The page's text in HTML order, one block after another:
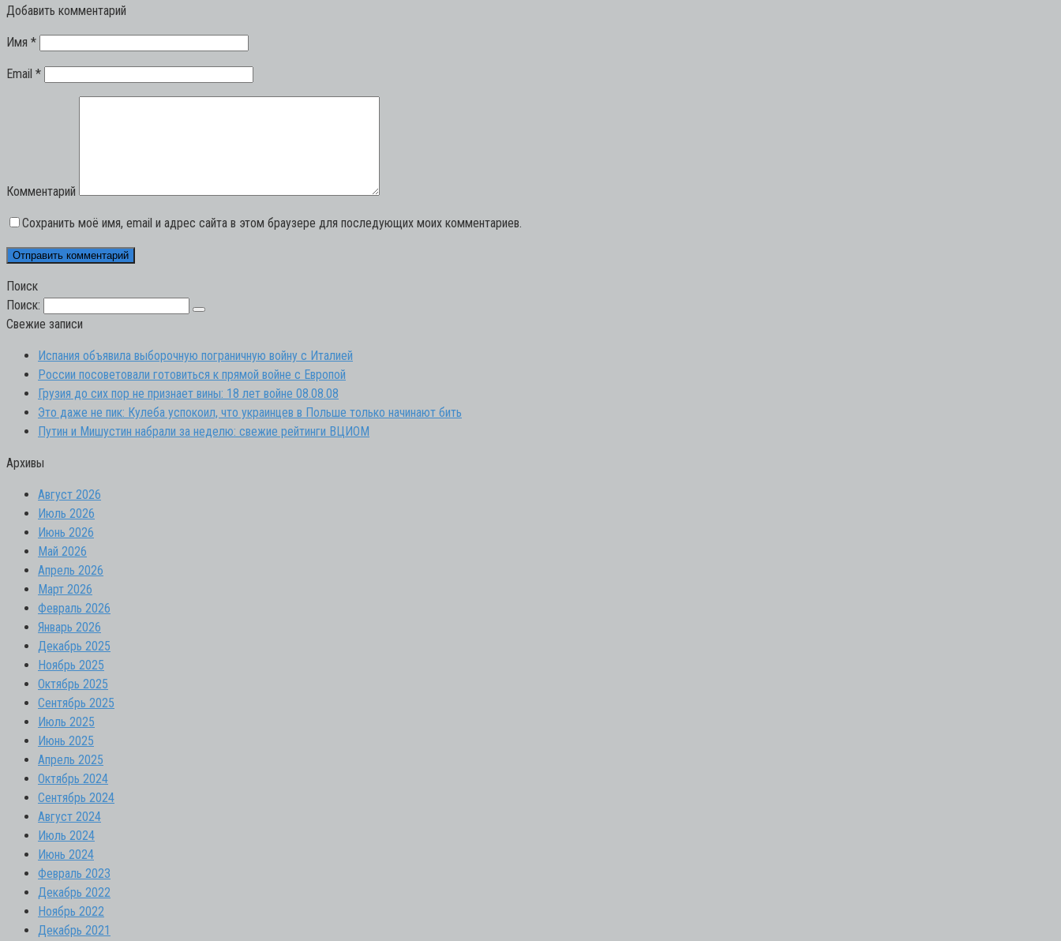
Добавить комментарий
Имя *
Email *
Комментарий
Сохранить моё имя, email и адрес сайта в этом браузере для последующих моих комментариев.
Поиск
Поиск:
Свежие записи
Испания объявила выборочную пограничную войну с Италией
России посоветовали готовиться к прямой войне с Европой
Грузия до сих пор не признает вины: 18 лет войне 08.08.08
Это даже не пик: Кулеба успокоил, что украинцев в Польше только начинают бить
Путин и Мишустин набрали за неделю: свежие рейтинги ВЦИОМ
Архивы
Август 2026
Июль 2026
Июнь 2026
Май 2026
Апрель 2026
Март 2026
Февраль 2026
Январь 2026
Декабрь 2025
Ноябрь 2025
Октябрь 2025
Сентябрь 2025
Июль 2025
Июнь 2025
Апрель 2025
Октябрь 2024
Сентябрь 2024
Август 2024
Июль 2024
Июнь 2024
Февраль 2023
Декабрь 2022
Ноябрь 2022
Декабрь 2021